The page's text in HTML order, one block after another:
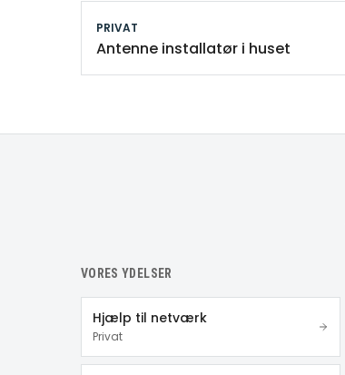
PRIVAT
Antenne installatør i huset
VORES YDELSER
Hjælp til netværk
Privat